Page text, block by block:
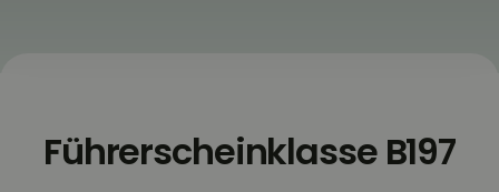
Führerscheinklasse B197